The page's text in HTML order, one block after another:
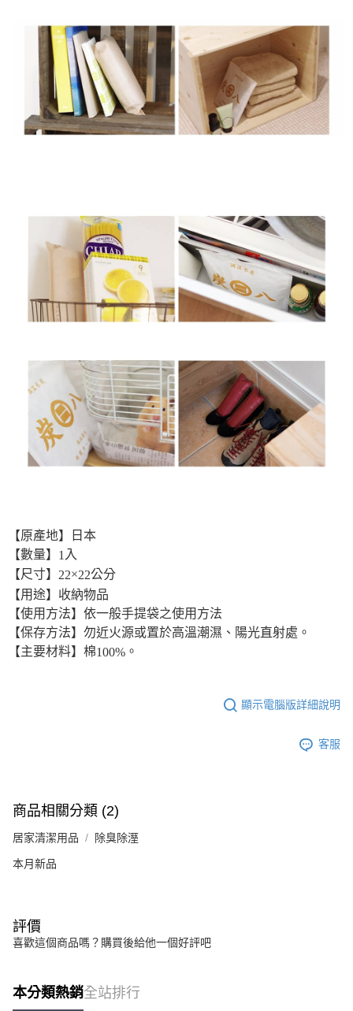
【原產地】日本
【數量】 1 入
【尺寸】 22×22公分
【用途】收納物品
【使用方法】依一般手提袋之使用方法
【保存方法】勿近火源或置於高溫潮濕、陽光直射處。
【主要材料】棉100% 。
顯示電腦版詳細說明
客服
商品相關分類 (2)
居家清潔用品 除臭除溼
本月新品
評價
喜歡這個商品嗎？購買後給他一個好評吧
本分類熱銷全站排行